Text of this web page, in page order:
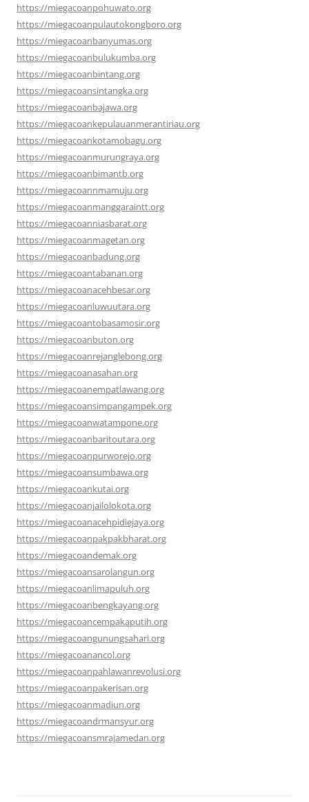
https://miegacoanpohuwato.org
https://miegacoanpulautokongboro.org
https://miegacoanbanyumas.org
https://miegacoanbulukumba.org
https://miegacoanbintang.org
https://miegacoansintangka.org
https://miegacoanbajawa.org
https://miegacoankepulauanmerantiriau.org
https://miegacoankotamobagu.org
https://miegacoanmurungraya.org
https://miegacoanbimantb.org
https://miegacoannmamuju.org
https://miegacoanmanggaraintt.org
https://miegacoanniasbarat.org
https://miegacoanmagetan.org
https://miegacoanbadung.org
https://miegacoantabanan.org
https://miegacoanacehbesar.org
https://miegacoanluwuutara.org
https://miegacoantobasamosir.org
https://miegacoanbuton.org
https://miegacoanrejanglebong.org
https://miegacoanasahan.org
https://miegacoanempatlawang.org
https://miegacoansimpangampek.org
https://miegacoanwatampone.org
https://miegacoanbaritoutara.org
https://miegacoanpurworejo.org
https://miegacoansumbawa.org
https://miegacoankutai.org
https://miegacoanjailolokota.org
https://miegacoanacehpidiejaya.org
https://miegacoanpakpakbharat.org
https://miegacoandemak.org
https://miegacoansarolangun.org
https://miegacoanlimapuluh.org
https://miegacoanbengkayang.org
https://miegacoancempakaputih.org
https://miegacoangunungsahari.org
https://miegacoanancol.org
https://miegacoanpahlawanrevolusi.org
https://miegacoanpakerisan.org
https://miegacoanmadiun.org
https://miegacoandrmansyur.org
https://miegacoansmrajamedan.org